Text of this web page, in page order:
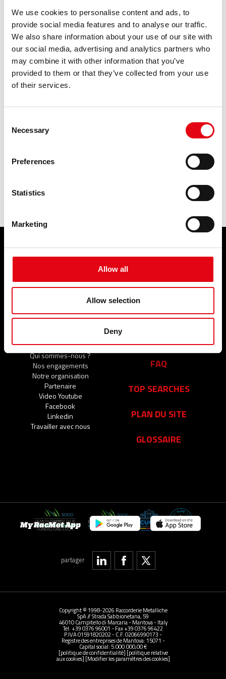
We use cookies to personalise content and ads, to
provide social media features and to analyse our traffic.
We also share information about your use of our site with
our social media, advertising and analytics partners who
may combine it with other information that you’ve
provided to them or that they’ve collected from your use
of their services.
Selection
Necessary
Preferences
Statistics
Marketing
Allow all
Allow selection
Deny
l'entreprise et continue d'insérer des jeunes qui
soutiennent l'activité commerciale grâce à sa
contribution en termes d'énergie et d'idées, lui
permettant de répondre rapidement au dynamisme
des marchés. Raccorderie Metalliche a adopté la
norme ISO 45001:2018 pour créer des procédures
sécurité des salariés. Un système de gestion solide
pour créer un environnement de travail sûr et sain.
Important d'impliquer et de motiver le personnel et
internationales aux clients et aux fournisseurs.
suivant:respect de l'environnement
Durabilité à 360°
PRODUITS
SERVICES
ÉVÉNEMENTS ET
Événements et nouvelles
Qui sommes-nous ?
Nos engagements
Notre organisation
Partenaire
Video Youtube
Facebook
Linkedin
Travailler avec nous
FAQ
TOP SEARCHES
PLAN DU SITE
GLOSSAIRE
partager
My RacMet App
Copyright © 1998-2026 Raccorderie Metalliche
SpA // Strada Sabbionetana, 59
46010 Campitello di Marcaria - Mantova - Italy
Tel. +39 0376 96001 - Fax +39 0376 96422
P.IVA 01591820202 - C.F. 02066990173 -
Registre des entreprises de Mantova: 15071 -
Capital social: 5.000.000,00 €
[politique de confidentialité] [politique relative
aux cookies] [Modifier les paramètres des cookies]